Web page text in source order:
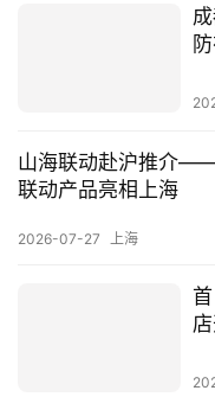
行
资
山海联动赴沪推介
联动产品亮相上海
2026-07-27 上海